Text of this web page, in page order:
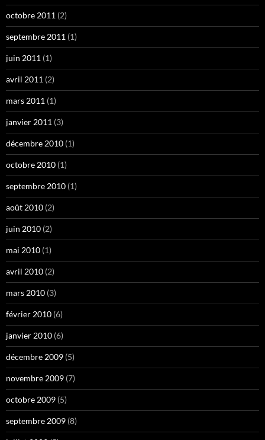
octobre 2011 (2)
septembre 2011 (1)
juin 2011 (1)
avril 2011 (2)
mars 2011 (1)
janvier 2011 (3)
décembre 2010 (1)
octobre 2010 (1)
septembre 2010 (1)
août 2010 (2)
juin 2010 (2)
mai 2010 (1)
avril 2010 (2)
mars 2010 (3)
février 2010 (6)
janvier 2010 (6)
décembre 2009 (5)
novembre 2009 (7)
octobre 2009 (5)
septembre 2009 (8)